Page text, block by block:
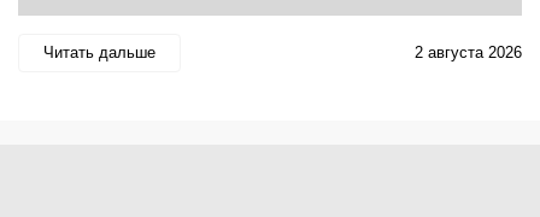
Читать дальше 2 августа 2026